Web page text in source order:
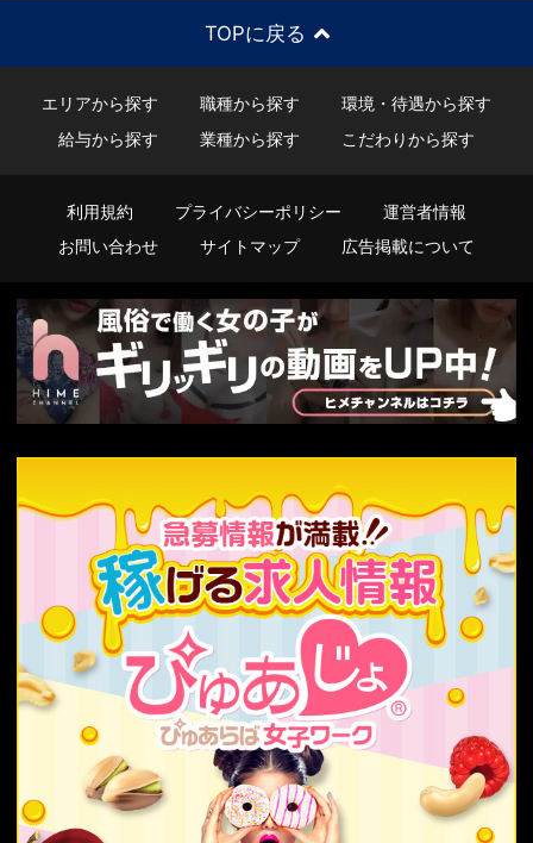
TOPに戻る
エリアから探す 職種から探す
環境・待遇から探す
給与から探す
業種から探す こだわりから探す
利用規約 プライバシーポリシー
運営者情報
お問い合わせ
サイトマップ 広告掲載について